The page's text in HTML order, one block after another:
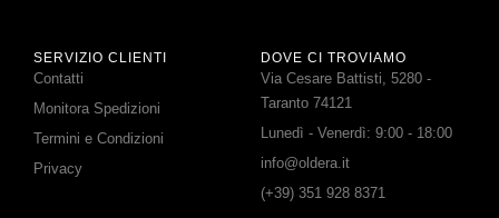
SERVIZIO CLIENTI
Contatti
Monitora Spedizioni
Termini e Condizioni
Privacy
DOVE CI TROVIAMO
Via Cesare Battisti, 5280 -
Taranto 74121
Lunedì - Venerdì: 9:00 - 18:00
info@oldera.it
(+39) 351 928 8371